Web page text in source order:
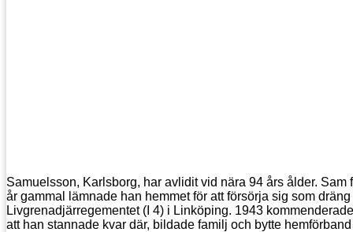
Samuelsson, Karlsborg, har avlidit vid nära 94 års ålder.
år gammal lämnade han hemmet för att försörja sig som
Livgrenadjärregementet (I 4) i Linköping. 1943
att han stannade kvar där, bildade familj och bytte